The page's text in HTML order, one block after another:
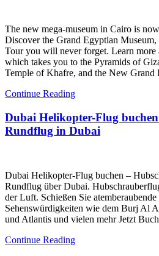
The new mega-museum in Cairo is
Discover the Grand Egyptian
Tour you will never forget. Learn
which takes you to the Pyramids of
Temple of Khafre, and the New
Continue Reading
Dubai Helikopter-Flug
Rundflug in Dubai
Dubai Helikopter-Flug buchen –
Rundflug über Dubai.
der Luft. Schießen Sie
Sehenswürdigkeiten wie dem Burj Al
und Atlantis und vielen mehr Jetzt
Continue Reading